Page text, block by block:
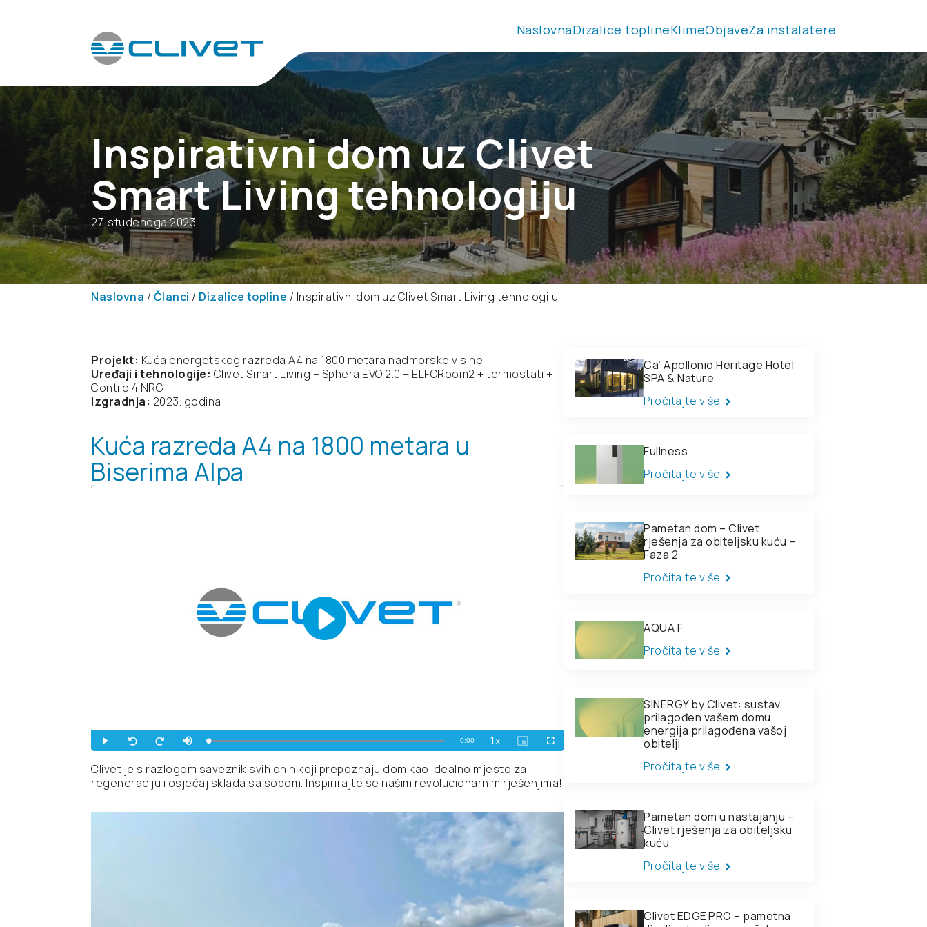
NaslovnaDizalice toplineKlimeObjaveZa instalatere
Inspirativni dom uz Clivet
Smart Living tehnologiju
27. studenoga 2023.
Naslovna / Članci / Dizalice topline / Inspirativni dom uz Clivet Smart Living tehnologiju
Projekt: Kuća energetskog razreda A4 na 1800 metara nadmorske visine
Uređaji i tehnologije: Clivet Smart Living – Sphera EVO 2.0 + ELFORoom2 + termostati +
Control4 NRG
Izgradnja: 2023. godina
Kuća razreda A4 na 1800 metara u
Biserima Alpa
Clivet je s razlogom saveznik svih onih koji prepoznaju dom kao idealno mjesto za
regeneraciju i osjećaj sklada sa sobom. Inspirirajte se našim revolucionarnim rješenjima!
Ca’ Apollonio Heritage Hotel
SPA & Nature
Pročitajte više
Fullness
Pročitajte više
Pametan dom – Clivet
rješenja za obiteljsku kuću –
Faza 2
Pročitajte više
AQUA F
Pročitajte više
SINERGY by Clivet: sustav
prilagođen vašem domu,
energija prilagođena vašoj
obitelji
Pročitajte više
Pametan dom u nastajanju –
Clivet rješenja za obiteljsku
kuću
Pročitajte više
Clivet EDGE PRO – pametna